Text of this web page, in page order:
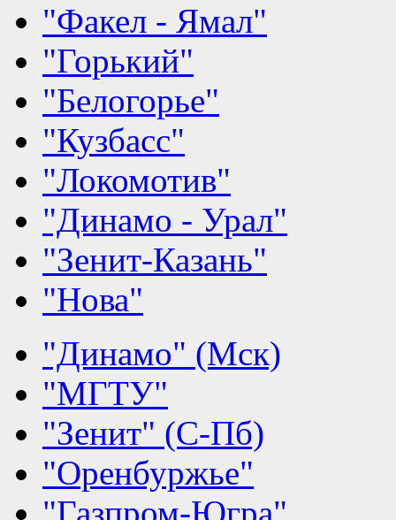
"Факел - Ямал"
"Горький"
"Белогорье"
"Кузбасс"
"Локомотив"
"Динамо - Урал"
"Зенит-Казань"
"Нова"
"Динамо" (Мск)
"МГТУ"
"Зенит" (С-Пб)
"Оренбуржье"
"Газпром-Югра"